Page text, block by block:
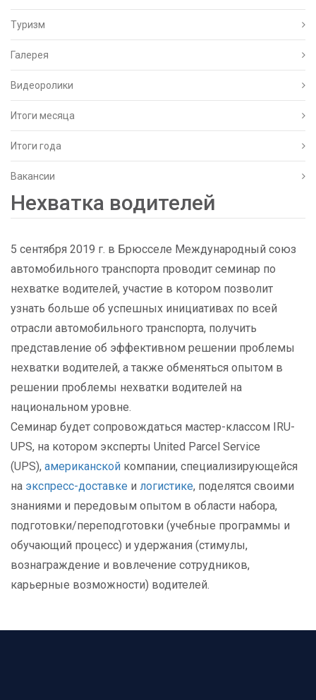
Туризм
Галерея
Видеоролики
Итоги месяца
Итоги года
Вакансии
Нехватка водителей
5 сентября 2019 г. в Брюсселе Международный союз
автомобильного транспорта проводит семинар по
нехватке водителей, участие в котором позволит
узнать больше об успешных инициативах по всей
отрасли автомобильного транспорта, получить
представление об эффективном решении проблемы
нехватки водителей, а также обменяться опытом в
решении проблемы нехватки водителей на
национальном уровне.
Семинар будет сопровождаться мастер-классом IRU-
UPS, на котором эксперты United Parcel Service
(UPS), американской компании, специализирующейся
на экспресс-доставке и логистике, поделятся своими
знаниями и передовым опытом в области набора,
подготовки/переподготовки (учебные программы и
обучающий процесс) и удержания (стимулы,
вознаграждение и вовлечение сотрудников,
карьерные возможности) водителей.